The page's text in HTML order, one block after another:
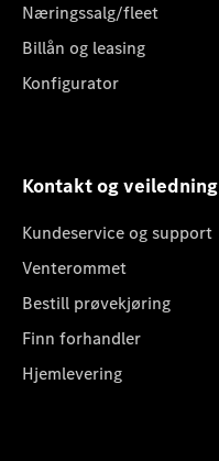
Næringssalg/fleet
Billån og leasing
Konfigurator
Kontakt og veiledning
Kundeservice og support
Venterommet
Bestill prøvekjøring
Finn forhandler
Hjemlevering